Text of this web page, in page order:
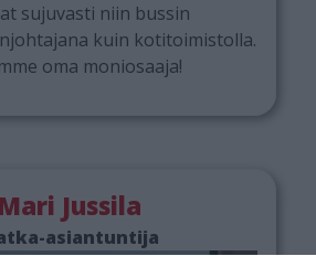
sujuvasti niin bussin
kuin kotitoimistolla.
oma moniosaaja!
Mari Jussila
asiantuntija